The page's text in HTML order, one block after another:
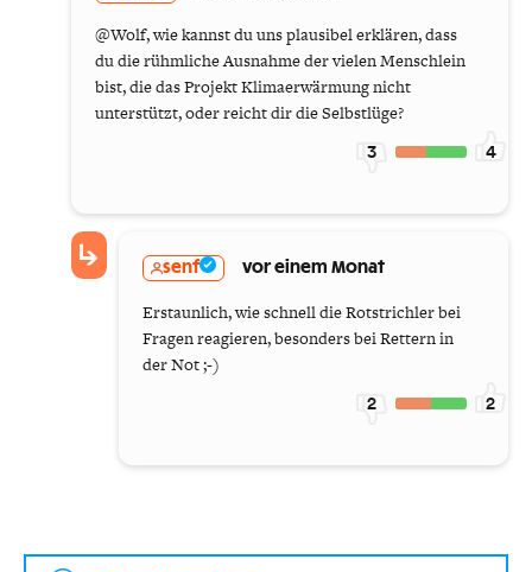
@Wolf, wie kannst du uns plausibel erklären, dass
du die rühmliche Ausnahme der vielen Menschlein
bist, die das Projekt Klimaerwärmung nicht
unterstützt, oder reicht dir die Selbstlüge?
3 4
senf vor einem Monat
Erstaunlich, wie schnell die Rotstrichler bei
Fragen reagieren, besonders bei Rettern in
der Not ;-)
2 2